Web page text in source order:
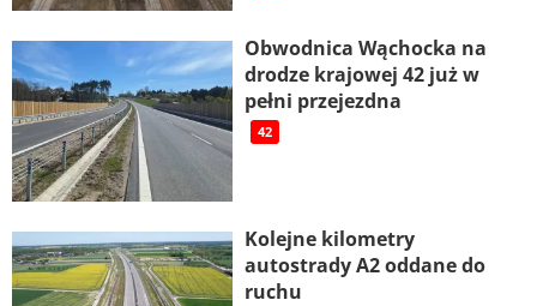
Obwodnica Wąchocka na
drodze krajowej 42 już w
pełni przejezdna
42
Kolejne kilometry
autostrady A2 oddane do
ruchu